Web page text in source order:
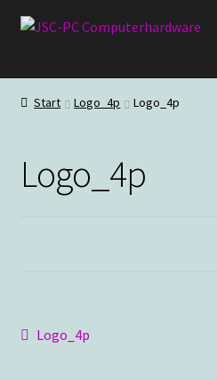
Zur
Zum
Hardware
Staubschutz
Start Logo_4p Logo_4p
Logo_4p
Beitragsnavigation
Vorheriger
Logo_4p